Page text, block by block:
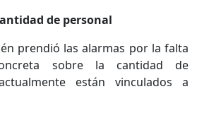
de personal
prendió las alarmas por la falta
sobre la cantidad de
están vinculados a